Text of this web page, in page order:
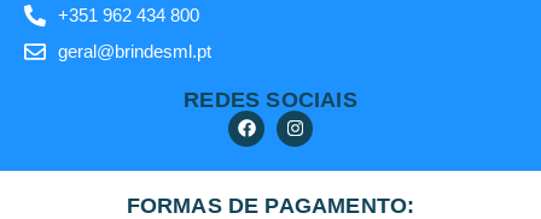
+351 962 434 800
geral@brindesml.pt
REDES SOCIAIS
FORMAS DE PAGAMENTO: